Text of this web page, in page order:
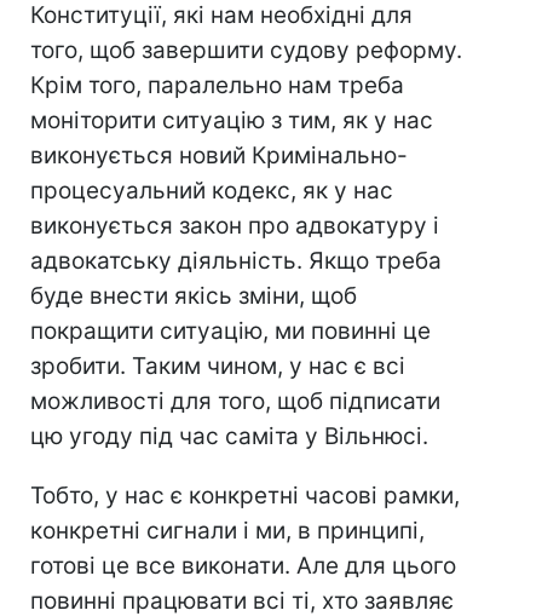
Конституції, які нам необхідні для
того, щоб завершити судову реформу.
Крім того, паралельно нам треба
моніторити ситуацію з тим, як у нас
виконується новий Кримінально-
процесуальний кодекс, як у нас
виконується закон про адвокатуру і
адвокатську діяльність. Якщо треба
буде внести якісь зміни, щоб
покращити ситуацію, ми повинні це
зробити. Таким чином, у нас є всі
можливості для того, щоб підписати
цю угоду під час саміта у Вільнюсі.
Тобто, у нас є конкретні часові рамки,
конкретні сигнали і ми, в принципі,
готові це все виконати. Але для цього
повинні працювати всі ті, хто заявляє